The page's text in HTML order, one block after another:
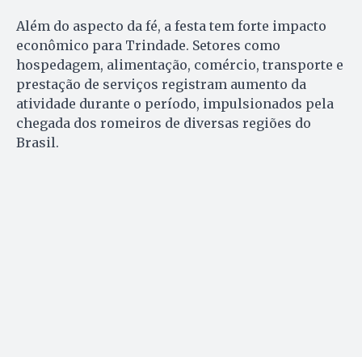
Além do aspecto da fé, a festa tem forte impacto
econômico para Trindade. Setores como
hospedagem, alimentação, comércio, transporte e
prestação de serviços registram aumento da
atividade durante o período, impulsionados pela
chegada dos romeiros de diversas regiões do
Brasil.